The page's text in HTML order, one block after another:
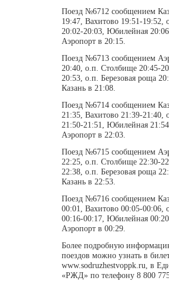
Поезд №6712 сообщением
19:47, Вахитово 19:51-19:52,
20:02-20:03, Юбилейная
Аэропорт в 20:15.
Поезд №6713 сообщением
20:40, о.п. Столбище 20:45-
20:53, о.п. Березовая роща
Казань в 21:08.
Поезд №6714 сообщением
21:35, Вахитово 21:39-21:40,
21:50-21:51, Юбилейная
Аэропорт в 22:03.
Поезд №6715 сообщением
22:25, о.п. Столбище 22:30-
22:38, о.п. Березовая роща
Казань в 22:53.
Поезд №6716 сообщением
00:01, Вахитово 00:05-00:06,
00:16-00:17, Юбилейная
Аэропорт в 00:29.
Более подробную
поездов можно узнать в
www.sodruzhestvoppk.ru, в
«РЖД» по телефону 8 800